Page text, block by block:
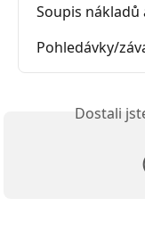
Soupis nákladů
Pohledávky/
Dostali